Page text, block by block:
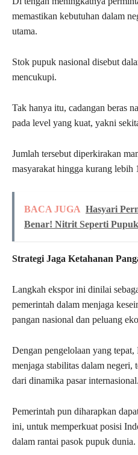
memastikan kebutuhan dalam
utama.
Stok pupuk nasional disebut
mencukupi.
Tak hanya itu, cadangan beras
pada level yang kuat, yakni
Jumlah tersebut diperkirakan
masyarakat hingga kurang lebih
BACA JUGA Hasyari
Benar! Nitrit Seperti
Strategi Jaga Ketahanan
Langkah ekspor ini dinilai
pemerintah dalam menjaga
pangan nasional dan peluang
Dengan pengelolaan yang
menjaga stabilitas dalam negeri,
dari dinamika pasar internasional.
Pemerintah pun diharapkan
ini, untuk memperkuat posisi
dalam rantai pasok pupuk dunia.